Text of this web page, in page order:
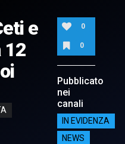
e
12
0
0
Pubblicato
nei
canali
IN EVIDENZA
NEWS